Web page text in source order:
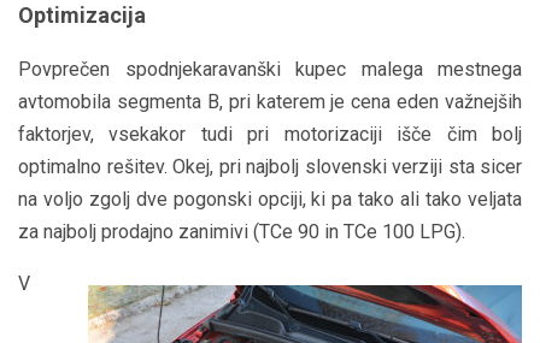
Optimizacija
Povprečen spodnjekaravanški kupec malega mestnega
avtomobila segmenta B, pri katerem je cena eden važnejših
faktorjev, vsekakor tudi pri motorizaciji išče čim bolj
optimalno rešitev. Okej, pri najbolj slovenski verziji sta sicer
na voljo zgolj dve pogonski opciji, ki pa tako ali tako veljata
za najbolj prodajno zanimivi (TCe 90 in TCe 100 LPG).
V